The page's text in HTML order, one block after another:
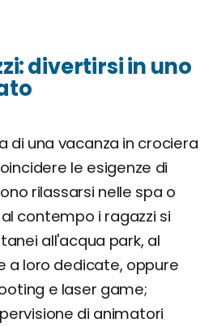
divertirsi in uno
di una vacanza in crociera
le esigenze di
rilassarsi nelle spa o
contempo i ragazzi si
all'acqua park, al
a loro dedicate, oppure
e laser game;
di animatori